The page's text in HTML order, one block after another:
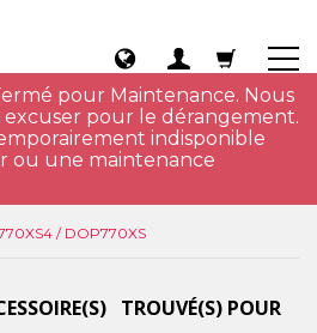
pour Maintenance. Nous
excuser pour le dérangement.
indisponible
ou une maintenance
/ DOP770XS
TROUVÉ(S) POUR